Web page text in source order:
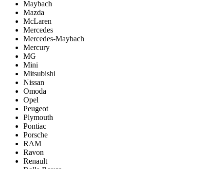
Maybach
Mazda
McLaren
Mercedes
Mercedes-Maybach
Mercury
MG
Mini
Mitsubishi
Nissan
Omoda
Opel
Peugeot
Plymouth
Pontiac
Porsche
RAM
Ravon
Renault